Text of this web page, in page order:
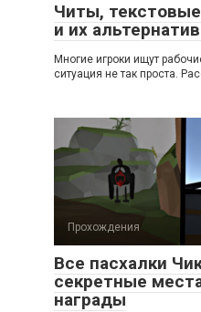
Читы,
и их
Многие игроки ищут
ситуация не так проста.
Прохождения
Все пасхалки
секретные
награды